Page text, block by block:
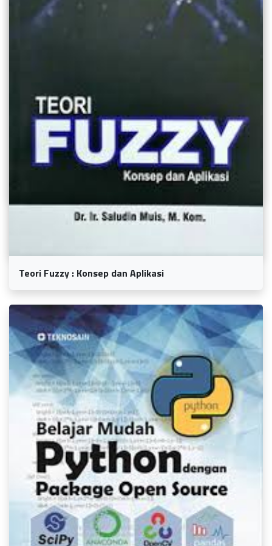
Harry Potter and The Cursed Child (Harry Potter dan
Anak Terkutuk)Bagian Satu dan Dua
Teori Fuzzy : Konsep dan Aplikasi